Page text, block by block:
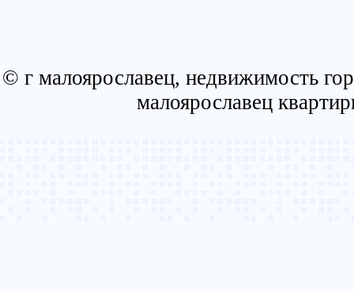
© г малоярославец, недвижимость
малоярославец